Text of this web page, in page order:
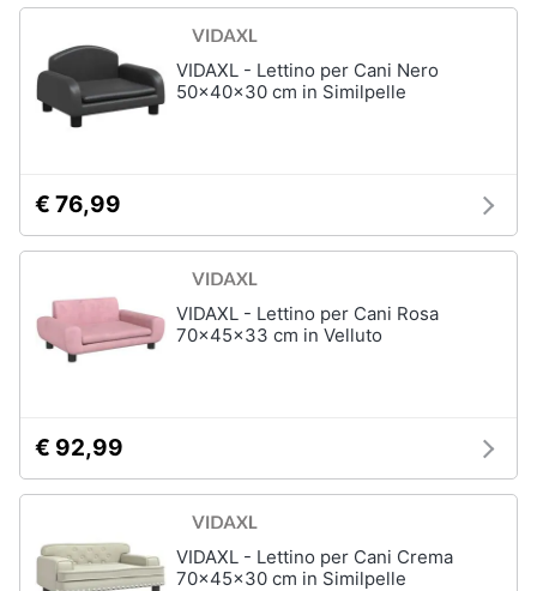
VIDAXL - Lettino per Cani Nero
50x40x30 cm in Similpelle
€ 76,99
VIDAXL - Lettino per Cani Rosa
70x45x33 cm in Velluto
€ 92,99
VIDAXL - Lettino per Cani Crema
70x45x30 cm in Similpelle